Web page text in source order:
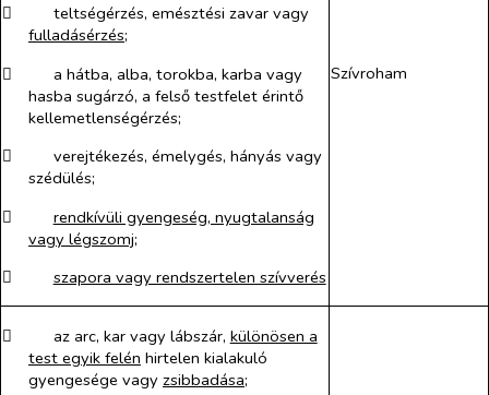
​
teltségérzés, emésztési zavar vagy
fulladásérzés;
​
a hátba, alba, torokba, karba vagy
hasba sugárzó, a felső testfelet érintő
kellemetlenségérzés;
​
verejtékezés, émelygés, hányás vagy
szédülés;
​
rendkívüli gyengeség, nyugtalanság
vagy légszomj;
​
szapora vagy rendszertelen szívverés
Szívroham
​ az arc, kar vagy lábszár, különösen a
test egyik felén hirtelen kialakuló
gyengesége vagy zsibbadása;